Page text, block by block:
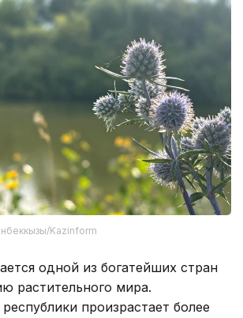
Kazinform
одной из богатейших стран
растительного мира.
произрастает более